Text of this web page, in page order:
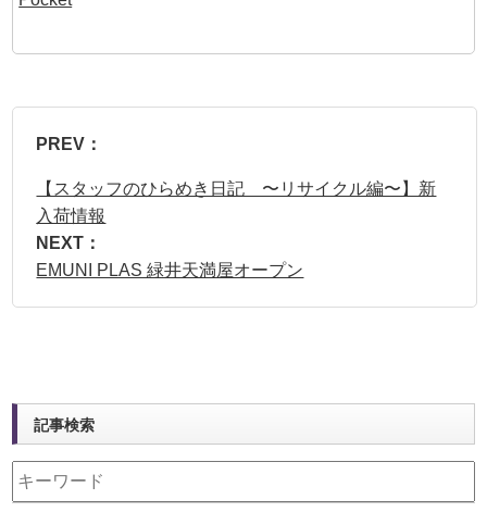
PREV：
【スタッフのひらめき日記 〜リサイクル編〜】新
入荷情報
NEXT：
EMUNI PLAS 緑井天満屋オープン
記事検索